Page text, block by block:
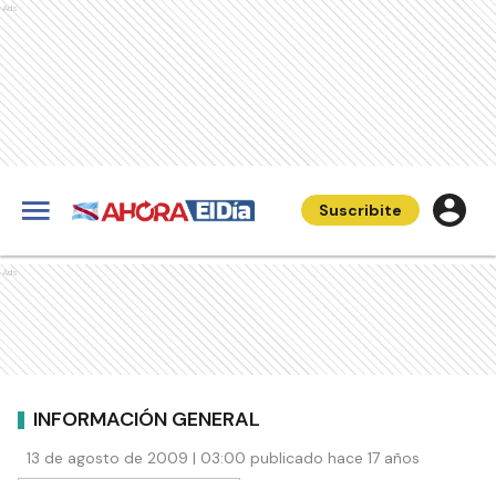
Ads
Suscribite
Ads
INFORMACIÓN GENERAL
13 de agosto de 2009 | 03:00 publicado hace 17 años